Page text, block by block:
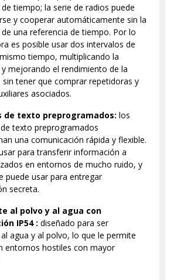
tiempo; la serie de radios puede
y cooperar automáticamente sin la
una referencia de tiempo. Por lo
es posible usar dos intervalos de
tiempo, multiplicando la
y mejorando el rendimiento de la
sin tener que comprar repetidoras y
asociados.
de texto preprogramados: los
texto preprogramados
una comunicación rápida y flexible.
para transferir información a
en entornos de mucho ruido, y
puede usar para entregar
secreta.
al polvo y al agua con
IP54 : diseñado para ser
agua y al polvo, lo que le permite
entornos hostiles con mayor